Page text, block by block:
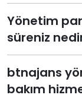
Yönetim
süreniz
btnajans
bakım